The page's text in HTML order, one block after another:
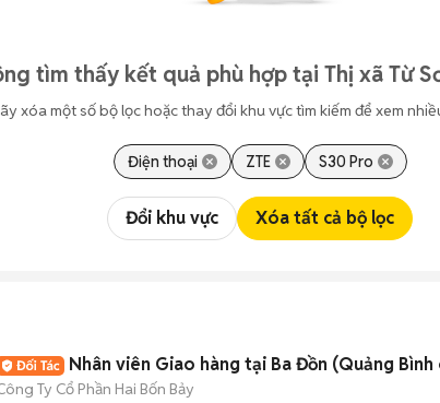
tìm thấy kết quả phù hợp tại Thị xã Từ
xóa một số bộ lọc hoặc thay đổi khu vực tìm kiếm để xem
Điện thoại ZTE S30 Pro
Đổi khu vực Xóa tất cả bộ lọc
Nhân viên Giao hàng tại Ba Đồn (Quảng Bình
Ty Cổ Phần Hai Bốn Bảy